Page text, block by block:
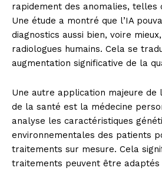
News
Magazine
rapidement des anomalies, telles
Une étude a montré que l’IA
diagnostics aussi bien, voire
radiologues humains. Cela se
augmentation significative de la
Une autre application majeure de
de la santé est la médecine
analyse les caractéristiques
environnementales des patients
traitements sur mesure. Cela
traitements peuvent être adaptés